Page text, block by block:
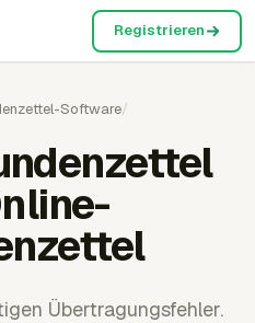
Registrieren
Software/
Übertragungsfehler.